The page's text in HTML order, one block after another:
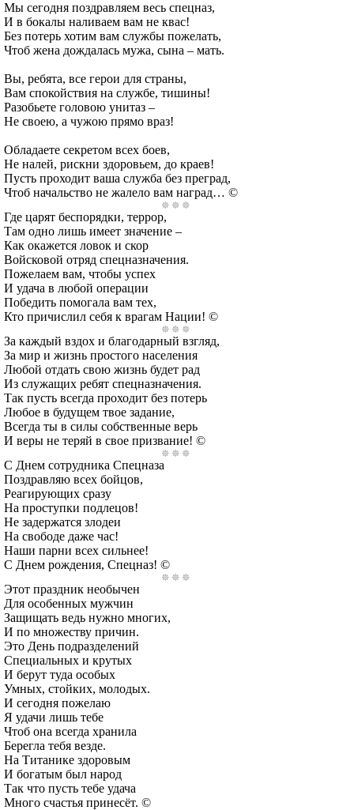
Мы сегодня поздравляем весь спецназ,
И в бокалы наливаем вам не квас!
Без потерь хотим вам службы пожелать,
Чтоб жена дождалась мужа, сына – мать.
Вы, ребята, все герои для страны,
Вам спокойствия на службе, тишины!
Разобьете головою унитаз –
Не своею, а чужою прямо враз!
Обладаете секретом всех боев,
Не налей, рискни здоровьем, до краев!
Пусть проходит ваша служба без преград,
Чтоб начальство не жалело вам наград… ©
Где царят беспорядки, террор,
Там одно лишь имеет значение –
Как окажется ловок и скор
Войсковой отряд спецназначения.
Пожелаем вам, чтобы успех
И удача в любой операции
Победить помогала вам тех,
Кто причислил себя к врагам Нации! ©
За каждый вздох и благодарный взгляд,
За мир и жизнь простого населения
Любой отдать свою жизнь будет рад
Из служащих ребят спецназначения.
Так пусть всегда проходит без потерь
Любое в будущем твое задание,
Всегда ты в силы собственные верь
И веры не теряй в свое призвание! ©
С Днем сотрудника Спецназа
Поздравляю всех бойцов,
Реагирующих сразу
На проступки подлецов!
Не задержатся злодеи
На свободе даже час!
Наши парни всех сильнее!
С Днем рождения, Спецназ! ©
Этот праздник необычен
Для особенных мужчин
Защищать ведь нужно многих,
И по множеству причин.
Это День подразделений
Специальных и крутых
И берут туда особых
Умных, стойких, молодых.
И сегодня пожелаю
Я удачи лишь тебе
Чтоб она всегда хранила
Берегла тебя везде.
На Титанике здоровым
И богатым был народ
Так что пусть тебе удача
Много счастья принесёт. ©